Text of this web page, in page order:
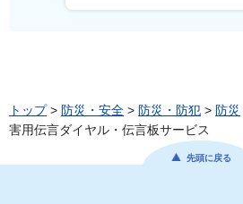
トップ> 防災・安全 > 防災・防犯 > 防災
害用伝言ダイヤル・伝言板サービス
先頭に戻る